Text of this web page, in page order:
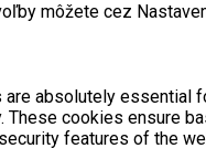
môžete cez
are absolutely essential
These cookies ensure
features of the